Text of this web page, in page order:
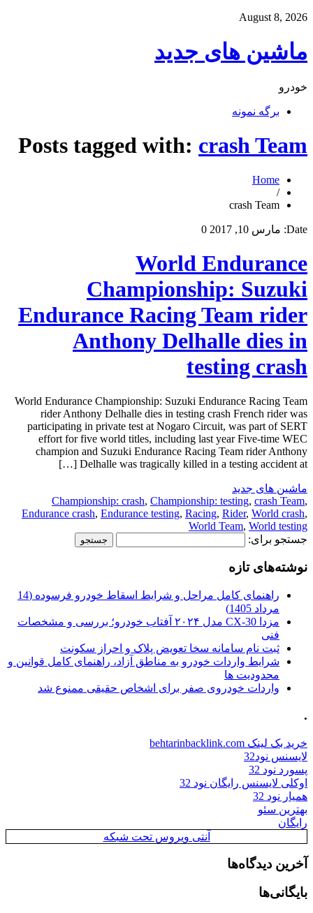
August 8, 2026
ماشین های جدید
خودرو
برگه نمونه
Posts tagged with: crash Team
Home
/
crash Team
Date: مارس 10, 2017 0
World Endurance
Championship: Suzuki
Endurance Racing Team rider
Anthony Delhalle dies in
testing crash
World Endurance Championship: Suzuki Endurance Racing Team
rider Anthony Delhalle dies in testing crash French rider was
participating in private test at Nogaro Circuit, was part of SERT
effort for five world titles, including last year Five-time WEC
champion and Suzuki Endurance Racing Team rider Anthony
Delhalle was tragically killed in a testing accident at […]
ماشین های جدید
Championship: crash, Championship: testing, crash Team,
Endurance crash, Endurance testing, Racing, Rider, World crash,
World Team, World testing
جستجو برای:
نوشته‌های تازه
راهنمای کامل مراحل و شرایط اسقاط خودرو فرسوده (14
مرداد 1405)
مزدا CX-30 مدل ۲۰۲۴ آفتاب خودرو؛ بررسی و مشخصات
فنی
ثبت نام سامانه سخا تعویض پلاک و احراز سکونت
شرایط واردات خودرو به مناطق آزاد، راهنمای کامل قوانین و
محدودیت ها
واردات خودروی صفر برای اشخاص حقیقی ممنوع شد
.
خرید بک لینک behtarinbacklink.com
لایسنس نود32
پسورد نود 32
اوکلی لایسنس رایگان نود 32
همیار نود 32
بهترین سئو
رایگان
آنتی ویروس تحت شبکه
آخرین دیدگاه‌ها
بایگانی‌ها